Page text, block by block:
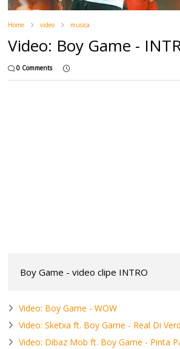
Home video musica
Video: Boy Game -
0 Comments
Boy Game - video clipe INTRO
Video: Boy Game - WOW
Video: Sketxa ft. Boy Game - Real Di
Video: Dibaz Mob ft. Boy Game - Pinta